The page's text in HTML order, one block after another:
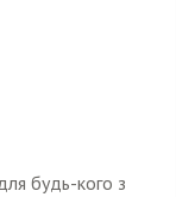
будь-кого з